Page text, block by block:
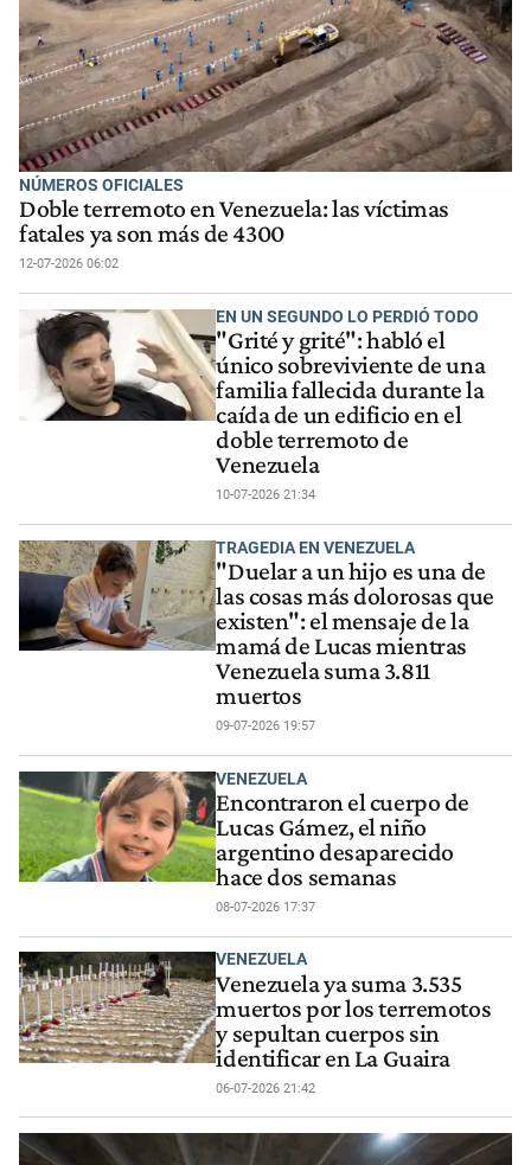
NÚMEROS OFICIALES
Doble terremoto en Venezuela: las víctimas
fatales ya son más de 4300
12-07-2026 06:02
EN UN SEGUNDO LO PERDIÓ TODO
"Grité y grité": habló el
único sobreviviente de una
familia fallecida durante la
caída de un edificio en el
doble terremoto de
Venezuela
10-07-2026 21:34
TRAGEDIA EN VENEZUELA
"Duelar a un hijo es una de
las cosas más dolorosas que
existen": el mensaje de la
mamá de Lucas mientras
Venezuela suma 3.811
muertos
09-07-2026 19:57
VENEZUELA
Encontraron el cuerpo de
Lucas Gámez, el niño
argentino desaparecido
hace dos semanas
08-07-2026 17:37
VENEZUELA
Venezuela ya suma 3.535
muertos por los terremotos
y sepultan cuerpos sin
identificar en La Guaira
06-07-2026 21:42